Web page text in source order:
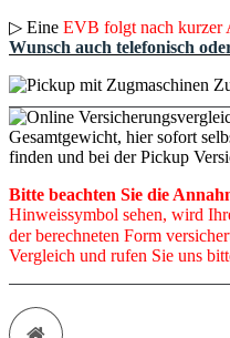
▷ Eine EVB folgt nach kurzer
Wunsch auch telefonisch
Bitte beachten Sie die
Hinweissymbol sehen, wird
der berechneten Form
Vergleich und rufen Sie uns